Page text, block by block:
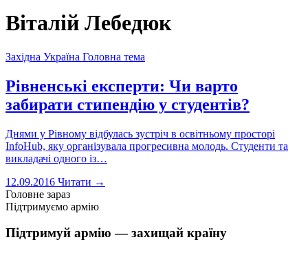
Віталій Лебедюк
Західна Україна Головна тема
Рівненські експерти: Чи варто
забирати стипендію у студентів?
Днями у Рівному відбулась зустріч в освітньому просторі
InfoHub, яку організувала прогресивна молодь. Студенти та
викладачі одного із…
12.09.2016 Читати →
Головне зараз
Підтримуємо армію
Підтримуй армію — захищай країну